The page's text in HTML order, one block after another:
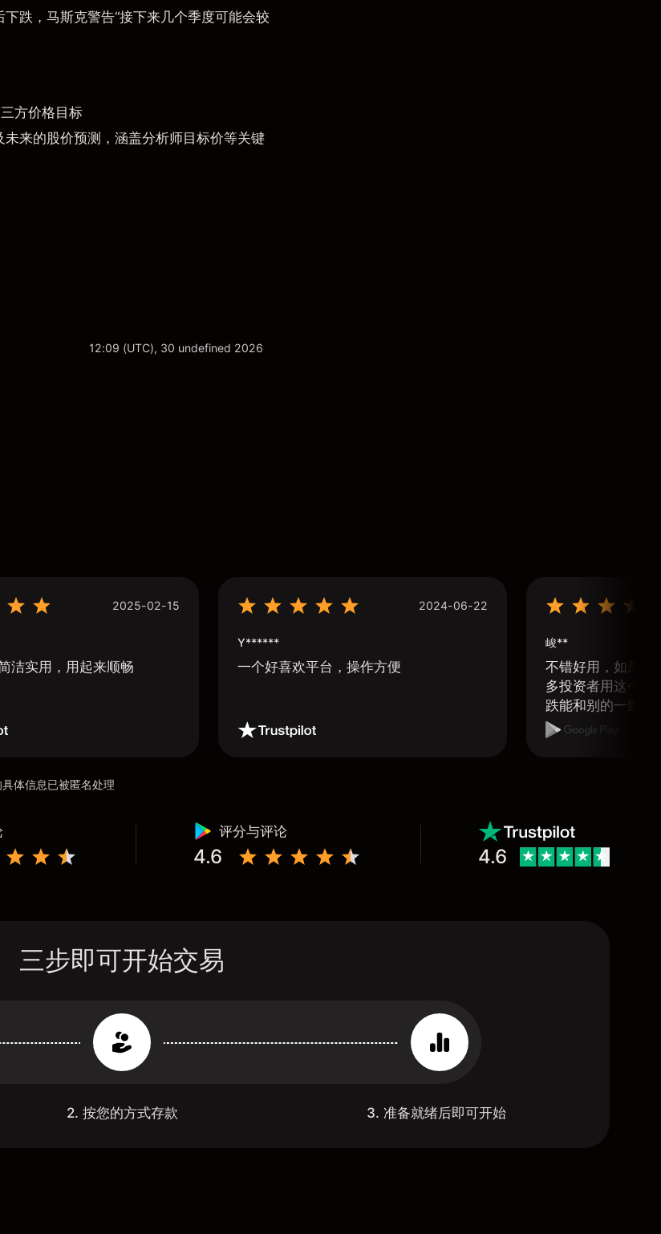
跌，马斯克警告“接下来几个季度可能会较
方价格目标
来的股价预测，涵盖分析师目标价等关键
12:09 (UTC), 30 undefined 2026
2025-02-15
洁实用，用起来顺畅
2024-06-22
Y******
一个好喜欢平台，操作方便
峻**
不错好用，如果可
多投资者用这个软
跌能和别的一致那
体信息已被匿名处理
评分与评论
4.6 4.6
三步即可开始交易
2. 按您的方式存款 3. 准备就绪后即可开始